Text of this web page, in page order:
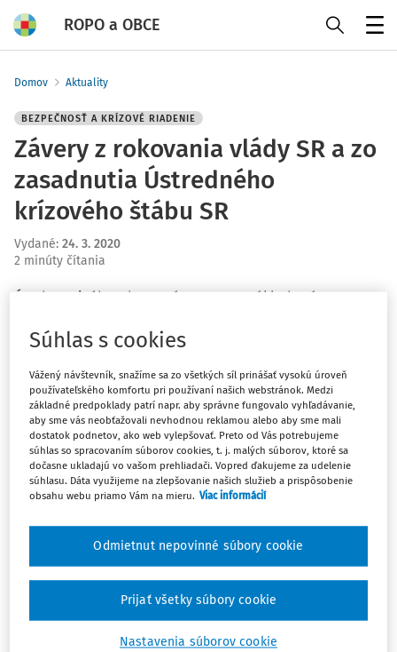
ROPO a OBCE
Domov Aktuality
BEZPEČNOSŤ A KRÍZOVÉ RIADENIE
Závery z rokovania vlády SR a zo
zasadnutia Ústredného
krízového štábu SR
Vydané: 24. 3. 2020
2 minúty čítania
Úrad verejného zdravotníctva SR na základe záverov
prostredníctvom vydania opatrení zabezpečí na úseku
až do odvolania sa všetkým fyzickým osobám, fyzickým
osobám – podnikateľom a právnickým osobám
predlžuje zákaz organizovať a usporadúvať hromadné
podujatia športovej, kultúrnej, spoločenskej či inej
povahy
zatvorenie obchodov (napr. predajní potravín, mäsa,
chleba, pečiva, predajní drogérie, predajní s krmivom a
pod.) v nedeľu za účelom vykonania sanitárneho dňa
počas vyhlásenia krízovej situácie
osôb nad 65 rokov v obchodoch (napríklad potraviny)
Súhlas s cookies
Vážený návštevník, snažíme sa zo všetkých síl prinášať vysokú úroveň
používateľského komfortu pri používaní našich webstránok. Medzi
základné predpoklady patrí napr. aby správne fungovalo vyhľadávanie,
aby sme vás neobťažovali nevhodnou reklamou alebo aby sme mali
dostatok podnetov, ako web vylepšovať. Preto od Vás potrebujeme
súhlas so spracovaním súborov cookies, t. j. malých súborov, ktoré sa
dočasne ukladajú vo vašom prehliadači. Vopred ďakujeme za udelenie
súhlasu. Dáta využijeme na zlepšovanie našich služieb a prispôsobenie
obsahu webu priamo Vám na mieru. Viac informácií
Nastavenia súborov cookie
Odmietnut nepovinné súbory cookie
Prijať všetky súbory cookie